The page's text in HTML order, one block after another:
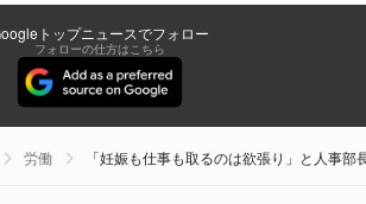
トップニュースでフォロー
フォローの仕方はこちら
労働 「妊娠も仕事も取るのは欲張り」と人事